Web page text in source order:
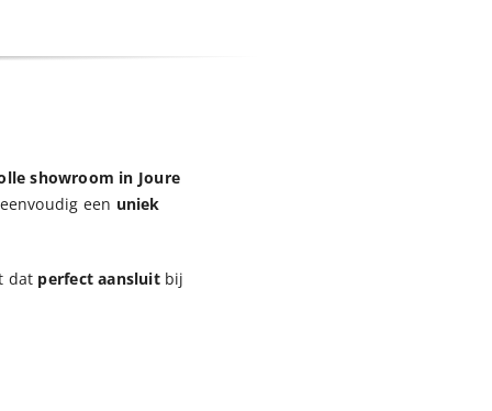
showroom in Joure
een uniek
dat perfect aansluitbij